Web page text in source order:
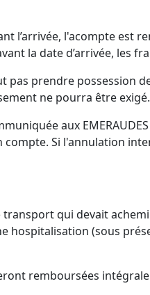
l’arrivée, l'acompte est
la date d’arrivée, les
pas prendre possession
ne pourra être exigé.
aux
Si l'annulation
transport qui devait
hospitalisation (sous
remboursées